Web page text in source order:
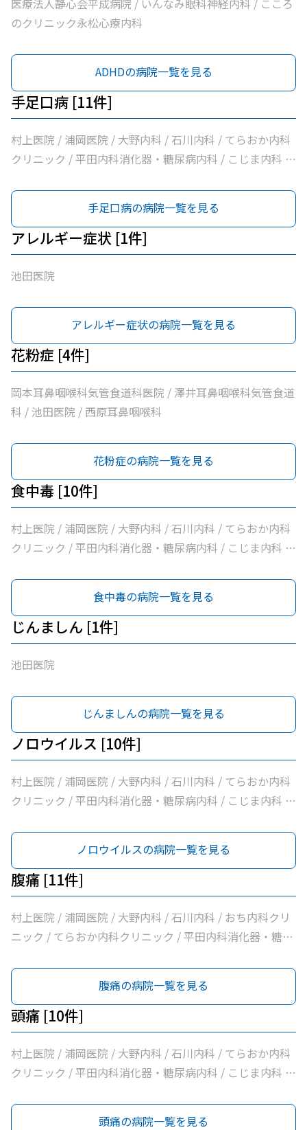
医療法人静心会平成病院 / いんなみ眼科神経内科 / こころ
のクリニック永松心療内科
ADHDの病院一覧を見る
手足口病 [11件]
村上医院 / 浦岡医院 / 大野内科 / 石川内科 / てらおか内科
クリニック / 平田内科消化器・糖尿病内科 / こじま内科 /
内科 / 社会医療法人北斗会大洲中央病院
手足口病の病院一覧を見る
アレルギー症状 [1件]
池田医院
アレルギー症状の病院一覧を見る
花粉症 [4件]
岡本耳鼻咽喉科気管食道科医院 / 澤井耳鼻咽喉科気管食道
科 / 池田医院 / 西原耳鼻咽喉科
花粉症の病院一覧を見る
食中毒 [10件]
村上医院 / 浦岡医院 / 大野内科 / 石川内科 / てらおか内科
クリニック / 平田内科消化器・糖尿病内科 / こじま内科 /
法人北斗会大洲中央病院
食中毒の病院一覧を見る
じんましん [1件]
池田医院
じんましんの病院一覧を見る
ノロウイルス [10件]
村上医院 / 浦岡医院 / 大野内科 / 石川内科 / てらおか内科
クリニック / 平田内科消化器・糖尿病内科 / こじま内科 /
法人北斗会大洲中央病院
ノロウイルスの病院一覧を見る
腹痛 [11件]
村上医院 / 浦岡医院 / 大野内科 / 石川内科 / おち内科クリ
ニック / てらおか内科クリニック / 平田内科消化器・糖尿
めおか内科 / 社会医療法人北斗会大洲中央病院
腹痛の病院一覧を見る
頭痛 [10件]
村上医院 / 浦岡医院 / 大野内科 / 石川内科 / てらおか内科
クリニック / 平田内科消化器・糖尿病内科 / こじま内科 /
法人北斗会大洲中央病院
頭痛の病院一覧を見る